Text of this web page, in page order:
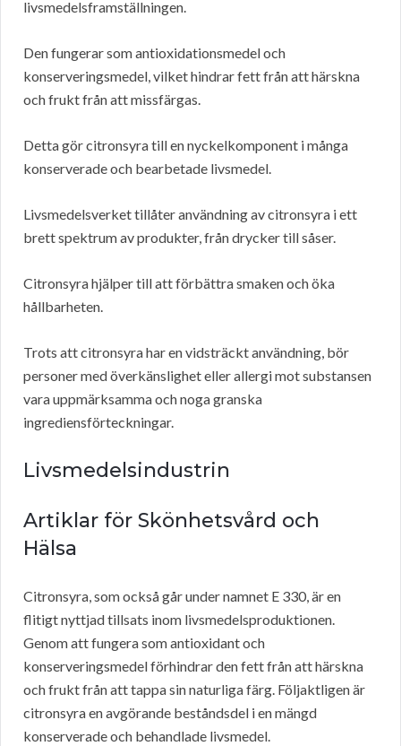
livsmedelsframställningen.
Den fungerar som antioxidationsmedel och
konserveringsmedel, vilket hindrar fett från att härskna
och frukt från att missfärgas.
Detta gör citronsyra till en nyckelkomponent i många
konserverade och bearbetade livsmedel.
Livsmedelsverket tillåter användning av citronsyra i ett
brett spektrum av produkter, från drycker till såser.
Citronsyra hjälper till att förbättra smaken och öka
hållbarheten.
Trots att citronsyra har en vidsträckt användning, bör
personer med överkänslighet eller allergi mot substansen
vara uppmärksamma och noga granska
ingrediensförteckningar.
Livsmedelsindustrin
Artiklar för Skönhetsvård och
Hälsa
Citronsyra, som också går under namnet E 330, är en
flitigt nyttjad tillsats inom livsmedelsproduktionen.
Genom att fungera som antioxidant och
konserveringsmedel förhindrar den fett från att härskna
och frukt från att tappa sin naturliga färg. Följaktligen är
citronsyra en avgörande beståndsdel i en mängd
konserverade och behandlade livsmedel.